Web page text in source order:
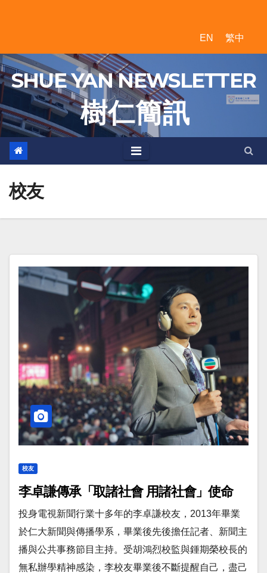
EN 繁中
SHUE YAN NEWSLETTER
樹 仁 簡 訊
校友
校友
李卓謙傳承「取諸社會 用諸社會」使命
投身電視新聞行業十多年的李卓謙校友，2013年畢業
於仁大新聞與傳播學系，畢業後先後擔任記者、新聞主
播與公共事務節目主持。受胡鴻烈校監與鍾期榮校長的
無私辦學精神感染，李校友畢業後不斷提醒自己，盡己